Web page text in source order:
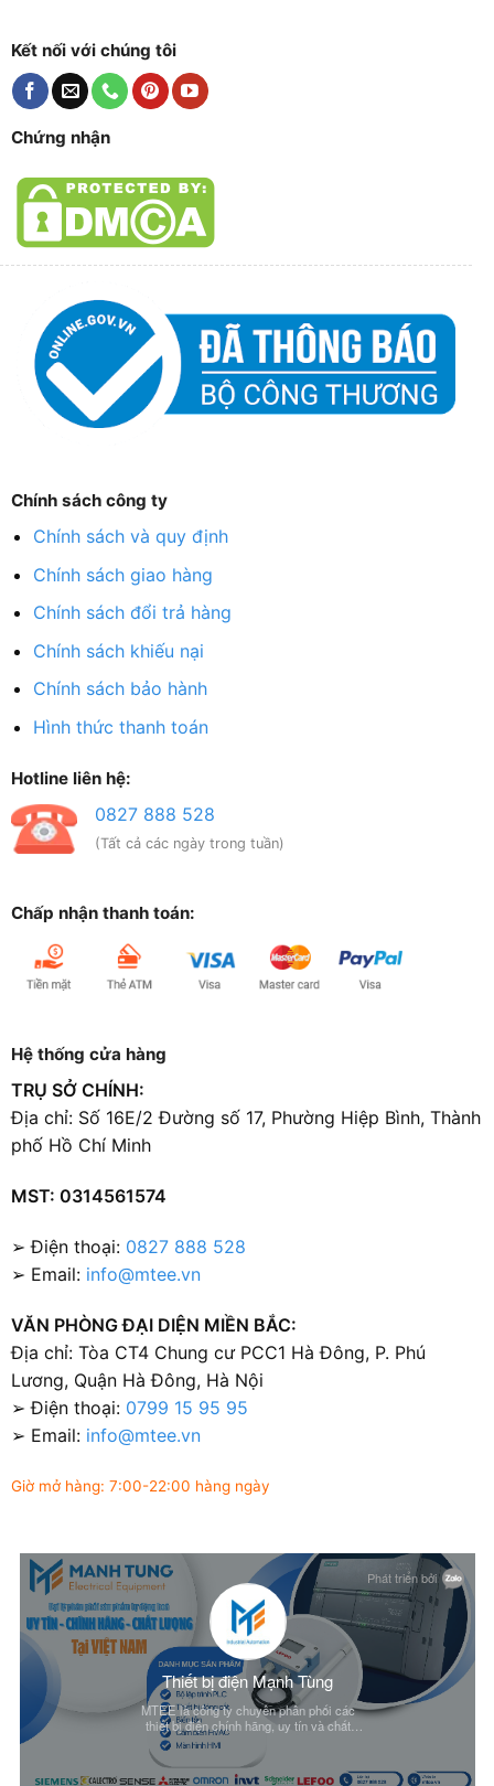
Kết nối với chúng tôi
Chứng nhận
Chính sách công ty
Chính sách và quy định
Chính sách giao hàng
Chính sách đổi trả hàng
Chính sách khiếu nại
Chính sách bảo hành
Hình thức thanh toán
Hotline liên hệ:
0827 888 528
(Tất cả các ngày trong tuần)
Chấp nhận thanh toán:
Hệ thống cửa hàng
TRỤ SỞ CHÍNH:
Địa chỉ: Số 16E/2 Đường số 17, Phường Hiệp Bình, Thành
phố Hồ Chí Minh
MST: 0314561574
➢ Điện thoại: 0827 888 528
➢ Email: info@mtee.vn
VĂN PHÒNG ĐẠI DIỆN MIỀN BẮC:
Địa chỉ: Tòa CT4 Chung cư PCC1 Hà Đông, P. Phú
Lương, Quận Hà Đông, Hà Nội
➢ Điện thoại: 0799 15 95 95
➢ Email: info@mtee.vn
Giờ mở hàng: 7:00-22:00 hàng ngày